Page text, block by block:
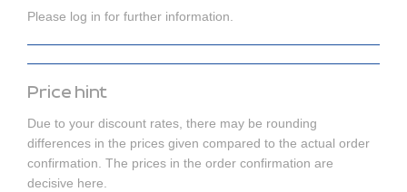
Please log in for further information.
Price hint
Due to your discount rates, there may be rounding
differences in the prices given compared to the actual order
confirmation. The prices in the order confirmation are
decisive here.